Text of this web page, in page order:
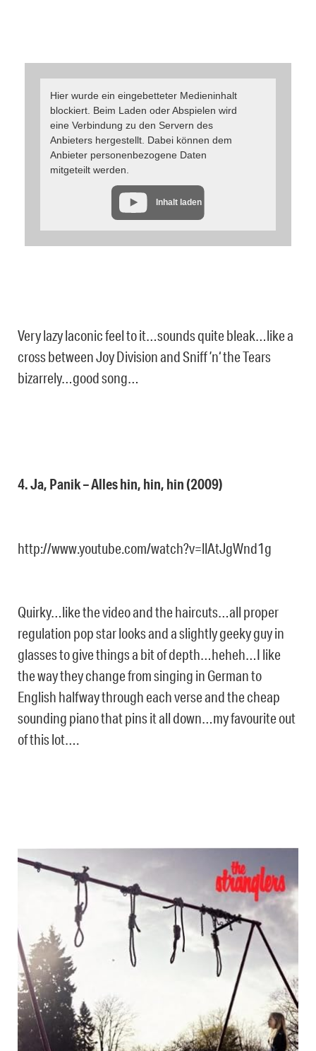
Hier wurde ein eingebetteter Medieninhalt
blockiert. Beim Laden oder Abspielen wird
eine Verbindung zu den Servern des
Anbieters hergestellt. Dabei können dem
Anbieter personenbezogene Daten
mitgeteilt werden.
Inhalt laden
Very lazy laconic feel to it…sounds quite bleak…like a
cross between Joy Division and Sniff ’n‘ the Tears
bizarrely…good song…
4. Ja, Panik – Alles hin, hin, hin (2009)
http://www.youtube.com/watch?v=llAtJgWnd1g
Quirky…like the video and the haircuts…all proper
regulation pop star looks and a slightly geeky guy in
glasses to give things a bit of depth…heheh…I like
the way they change from singing in German to
English halfway through each verse and the cheap
sounding piano that pins it all down…my favourite out
of this lot….